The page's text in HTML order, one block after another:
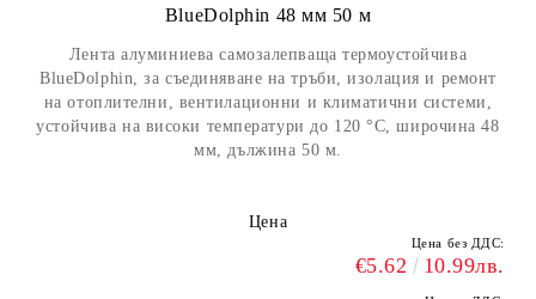
BlueDolphin 48 мм 50 м
Лента алуминиева самозалепваща термоустойчива
BlueDolphin, за съединяване на тръби, изолация и ремонт
на отоплителни, вентилационни и климатични системи,
устойчива на високи температури до 120 °C, широчина 48
мм, дължина 50 м.
Цена
Цена без ДДС:
€5.62 10.99лв.